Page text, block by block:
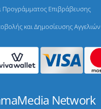
Προγράμματος Επιβράβευσης
και Δημοσίευσης Αγγελιών
Network